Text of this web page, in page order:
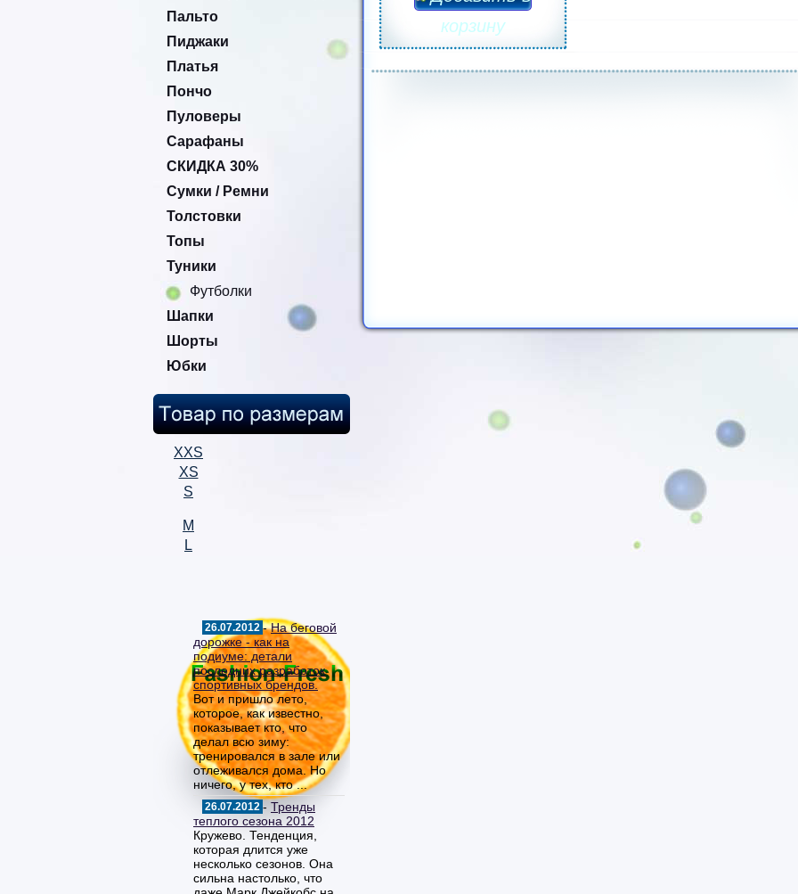
Пальто
Пиджаки
Платья
Пончо
Пуловеры
Сарафаны
СКИДКА 30%
Сумки / Ремни
Толстовки
Топы
Туники
Футболки
Шапки
Шорты
Юбки
XXS
XS
S
M
L
26.07.2012 -На беговой
дорожке - как на
подиуме: детали
последних разработок
спортивных брендов.
Вот и пришло лето,
которое, как известно,
показывает кто, что
делал всю зиму:
тренировался в зале или
отлеживался дома. Но
ничего, у тех, кто ...
26.07.2012 - Тренды
теплого сезона 2012
Кружево. Тенденция,
которая длится уже
несколько сезонов. Она
сильна настолько, что
корзину